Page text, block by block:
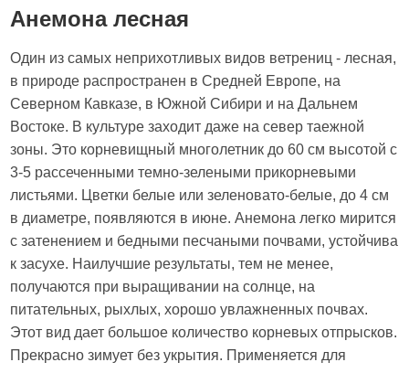
Анемона лесная
Один из самых неприхотливых видов ветрениц - лесная,
в природе распространен в Средней Европе, на
Северном Кавказе, в Южной Сибири и на Дальнем
Востоке. В культуре заходит даже на север таежной
зоны. Это корневищный многолетник до 60 см высотой с
3-5 рассеченными темно-зелеными прикорневыми
листьями. Цветки белые или зеленовато-белые, до 4 см
в диаметре, появляются в июне. Анемона легко мирится
с затенением и бедными песчаными почвами, устойчива
к засухе. Наилучшие результаты, тем не менее,
получаются при выращивании на солнце, на
питательных, рыхлых, хорошо увлажненных почвах.
Этот вид дает большое количество корневых отпрысков.
Прекрасно зимует без укрытия. Применяется для